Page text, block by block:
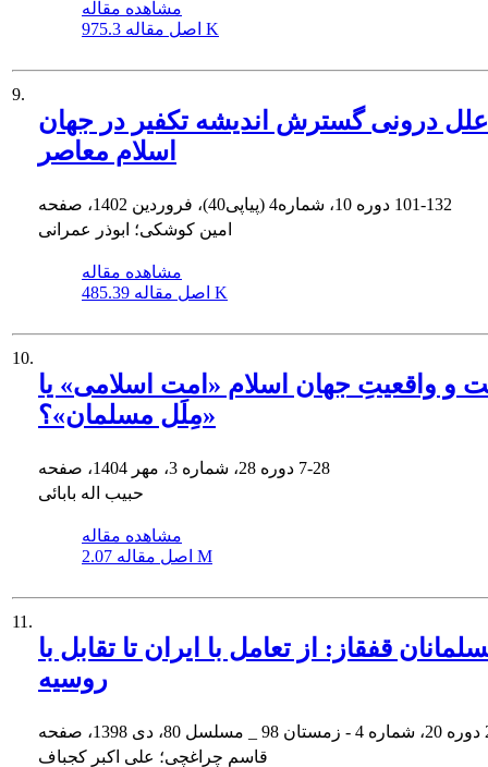
مشاهده مقاله
اصل مقاله 975.3 K
9.
علل درونی گسترش اندیشه تکفیر در جهان
اسلام معاصر
101-132
امین کوشکی؛ ابوذر عمرانی
مشاهده مقاله
اصل مقاله 485.39 K
10.
و واقعیتِ جهان اسلام «امت اسلامی» یا
«مِلَل مسلمان»؟
7-28
حبیب اله بابائی
مشاهده مقاله
اصل مقاله 2.07 M
11.
قفقاز: از تعامل با ایران تا تقابل با
روسیه
قاسم چراغچی؛ علی اکبر کجباف